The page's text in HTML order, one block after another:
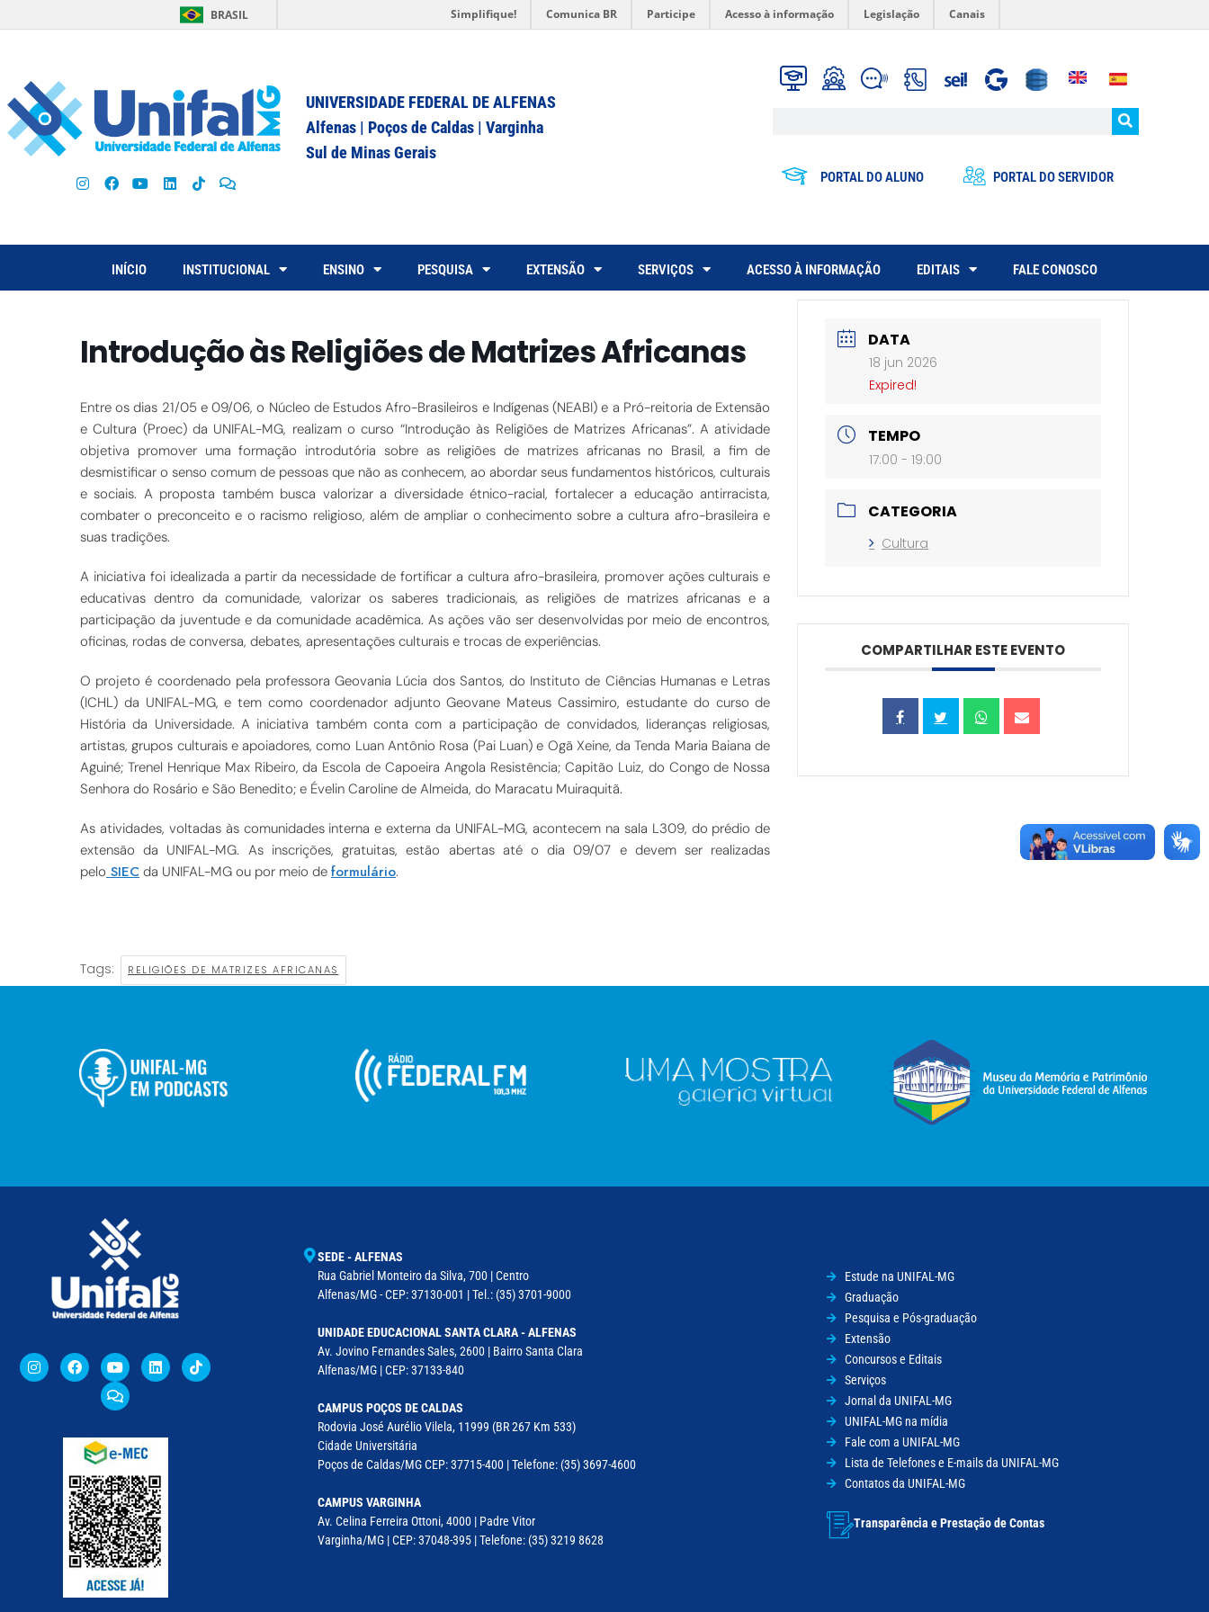
BRASIL Simplifique! Comunica BR Participe Acesso à informação Legislação Canais
UNIVERSIDADE FEDERAL DE ALFENAS
Alfenas | Poços de Caldas | Varginha
Sul de Minas Gerais
PORTAL DO ALUNO PORTAL DO SERVIDOR
INÍCIO INSTITUCIONAL ENSINO PESQUISA EXTENSÃO SERVIÇOS ACESSO À INFORMAÇÃO EDITAIS FALE CONOSCO
Introdução às Religiões de Matrizes Africanas
Entre os dias 21/05 e 09/06, o Núcleo de Estudos Afro-Brasileiros e Indígenas (NEABI) e a Pró-reitoria de Extensão
e Cultura (Proec) da UNIFAL-MG, realizam o curso “Introdução às Religiões de Matrizes Africanas”. A atividade
objetiva promover uma formação introdutória sobre as religiões de matrizes africanas no Brasil, a fim de
desmistificar o senso comum de pessoas que não as conhecem, ao abordar seus fundamentos históricos, culturais
e sociais. A proposta também busca valorizar a diversidade étnico-racial, fortalecer a educação antirracista,
combater o preconceito e o racismo religioso, além de ampliar o conhecimento sobre a cultura afro-brasileira e
suas tradições.
A iniciativa foi idealizada a partir da necessidade de fortificar a cultura afro-brasileira, promover ações culturais e
educativas dentro da comunidade, valorizar os saberes tradicionais, as religiões de matrizes africanas e a
participação da juventude e da comunidade acadêmica. As ações vão ser desenvolvidas por meio de encontros,
oficinas, rodas de conversa, debates, apresentações culturais e trocas de experiências.
O projeto é coordenado pela professora Geovania Lúcia dos Santos, do Instituto de Ciências Humanas e Letras
(ICHL) da UNIFAL-MG, e tem como coordenador adjunto Geovane Mateus Cassimiro, estudante do curso de
História da Universidade. A iniciativa também conta com a participação de convidados, lideranças religiosas,
artistas, grupos culturais e apoiadores, como Luan Antônio Rosa (Pai Luan) e Ogã Xeine, da Tenda Maria Baiana de
Aguiné; Trenel Henrique Max Ribeiro, da Escola de Capoeira Angola Resistência; Capitão Luiz, do Congo de Nossa
Senhora do Rosário e São Benedito; e Évelin Caroline de Almeida, do Maracatu Muiraquitã.
As atividades, voltadas às comunidades interna e externa da UNIFAL-MG, acontecem na sala L309, do prédio de
extensão da UNIFAL-MG. As inscrições, gratuitas, estão abertas até o dia 09/07 e devem ser realizadas
pelo SIEC da UNIFAL-MG ou por meio de formulário.
Tags: RELIGIÕES DE MATRIZES AFRICANAS
DATA
18 jun 2026
Expired!
TEMPO
17:00 - 19:00
CATEGORIA
Cultura
COMPARTILHAR ESTE EVENTO
SEDE - ALFENAS
Rua Gabriel Monteiro da Silva, 700 | Centro
Alfenas/MG - CEP: 37130-001 | Tel.: (35) 3701-9000
UNIDADE EDUCACIONAL SANTA CLARA - ALFENAS
Av. Jovino Fernandes Sales, 2600 | Bairro Santa Clara
Alfenas/MG | CEP: 37133-840
CAMPUS POÇOS DE CALDAS
Rodovia José Aurélio Vilela, 11999 (BR 267 Km 533)
Cidade Universitária
Poços de Caldas/MG CEP: 37715-400 | Telefone: (35) 3697-4600
CAMPUS VARGINHA
Av. Celina Ferreira Ottoni, 4000 | Padre Vitor
Varginha/MG | CEP: 37048-395 | Telefone: (35) 3219 8628
Estude na UNIFAL-MG
Graduação
Pesquisa e Pós-graduação
Extensão
Concursos e Editais
Serviços
Jornal da UNIFAL-MG
UNIFAL-MG na mídia
Fale com a UNIFAL-MG
Lista de Telefones e E-mails da UNIFAL-MG
Contatos da UNIFAL-MG
Transparência e Prestação de Contas